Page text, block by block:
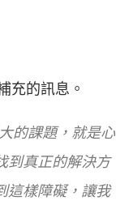
充的訊息。
的課題，就是心
到真正的解決方
這樣障礙，讓我